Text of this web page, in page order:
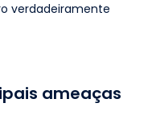
verdadeiramente
ameaças